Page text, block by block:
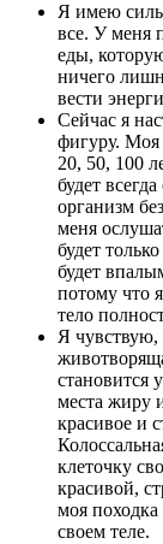
Я имею
все. У меня
еды,
ничего
вести
Сейчас я
фигуру. Моя
20, 50, 100
будет
организм
меня
будет
будет
потому что
тело
Я чувствую,
становится
места жиру
красивое и
клеточку
красивой,
моя
своем теле.